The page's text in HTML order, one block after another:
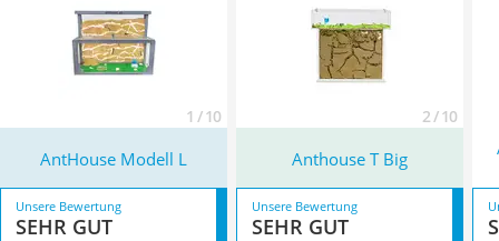
1 / 10 2 / 10
AntHouse Modell L Anthouse T Big
Unsere Bewertung
SEHR GUT
Unsere Bewertung
SEHR GUT